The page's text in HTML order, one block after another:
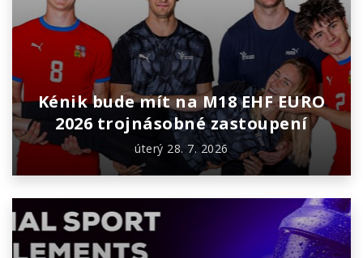
Kénik bude mít na M18 EHF EURO
2026 trojnásobné zastoupení
úterý 28. 7. 2026